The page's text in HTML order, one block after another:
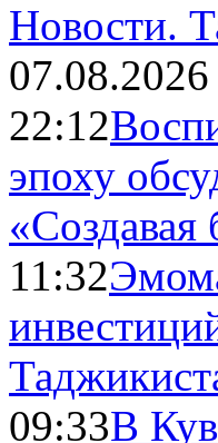
Новости.
07.08.2026
22:12
эпоху
«Создавая
11:32
09:33В